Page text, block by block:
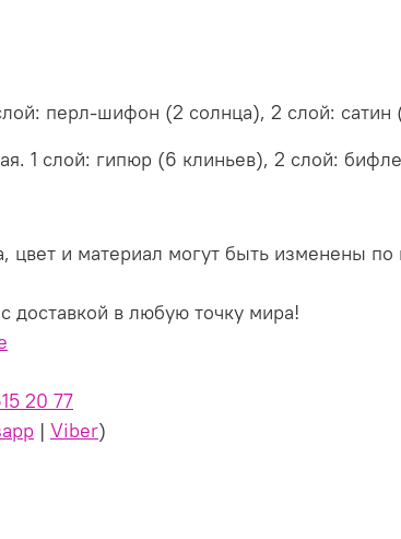
перл-шифон (2 солнца), 2 слой: сатин
1 слой: гипюр (6 клиньев), 2 слой:
цвет и материал могут быть изменены
доставкой в любую точку мира!
20 77
| Viber)